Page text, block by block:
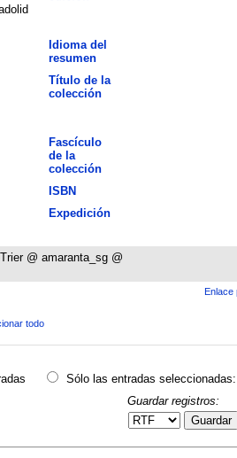
Idioma del
resumen
Título de la
colección
Fascículo
de la
colección
ISBN
Expedición
@ amaranta_sg @
Enlace
todo
Sólo las entradas seleccionadas:
Guardar registros:
Guardar